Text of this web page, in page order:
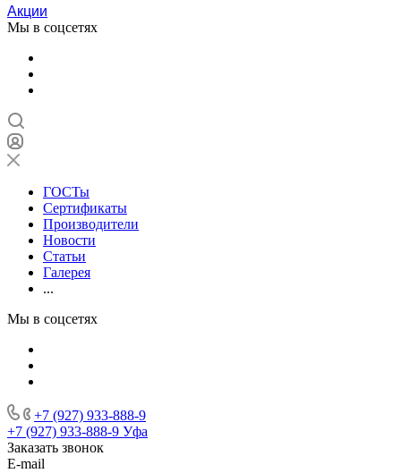
Акции
Мы в соцсетях
ГОСТы
Сертификаты
Производители
Новости
Статьи
Галерея
...
Мы в соцсетях
+7 (927) 933-888-9
+7 (927) 933-888-9 Уфа
Заказать звонок
E-mail